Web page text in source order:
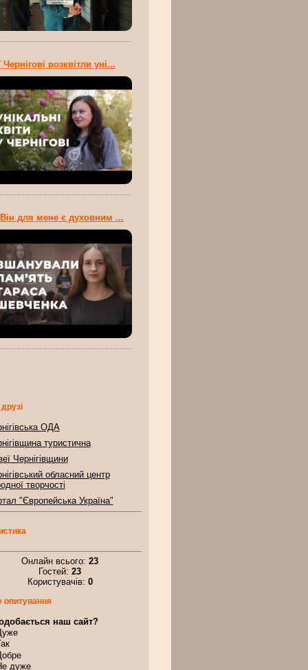
Чернігові розквітли уні...
для мене є духовним ...
ОДА
туристична
Чернігівщини
обласний центр
творчості
"Європейська Україна"
Онлайн всього: 23
Гостей: 23
Користувачів: 0
наш сайт?
дуже